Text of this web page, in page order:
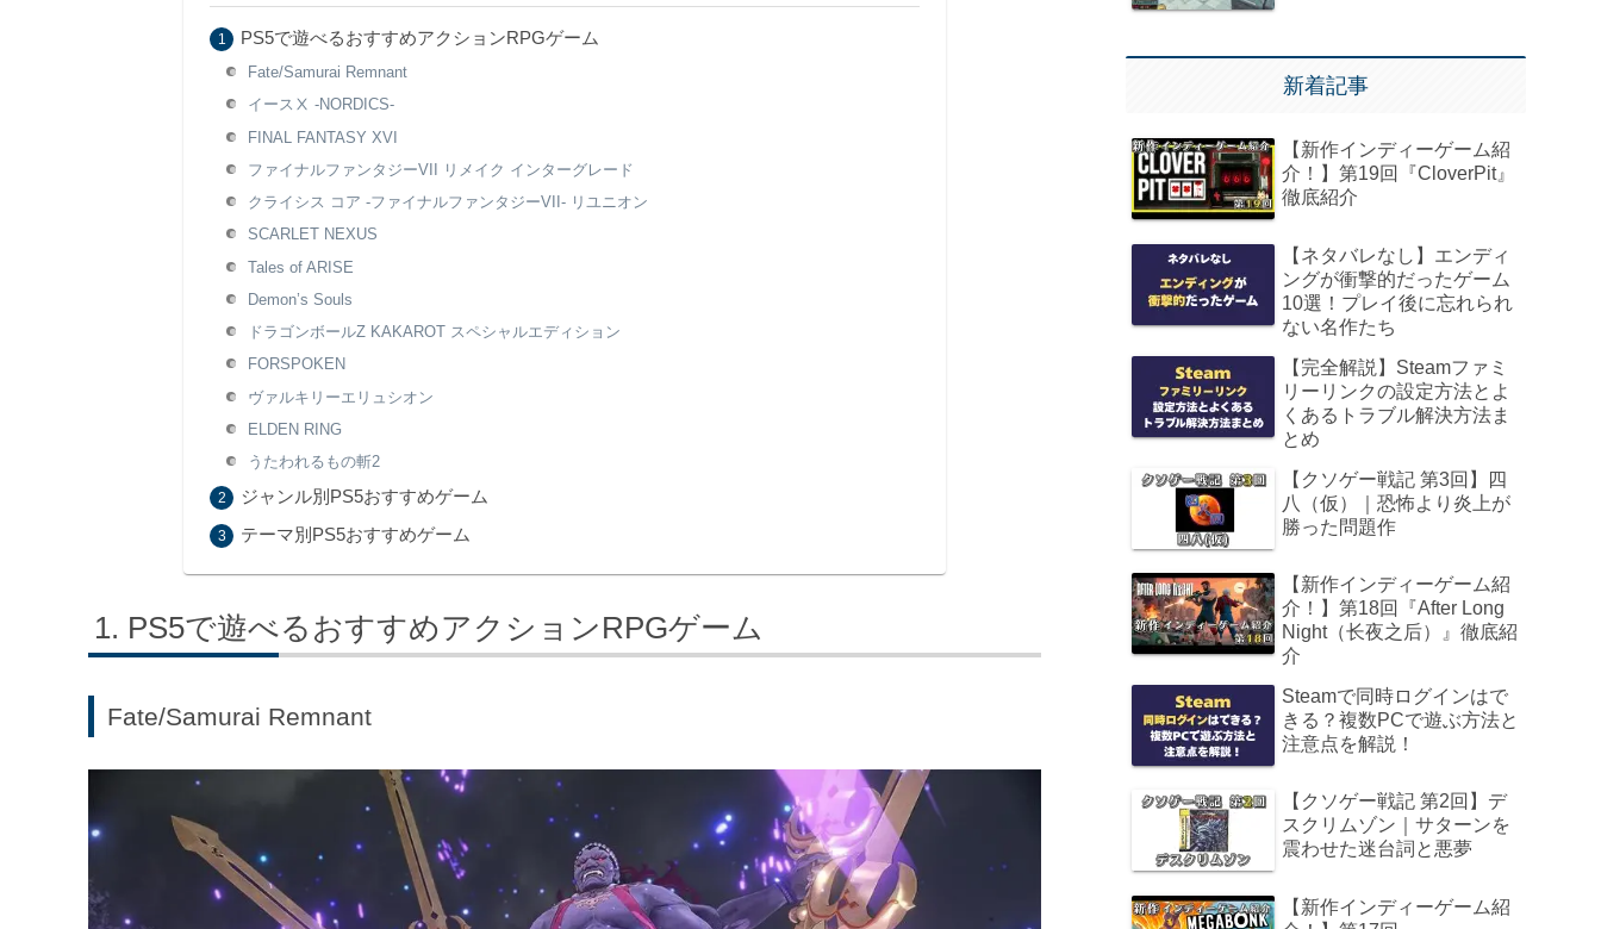
PS5で遊べるおすすめアクションRPGゲーム
Fate/Samurai Remnant
イースⅩ -NORDICS-
FINAL FANTASY XVI
ファイナルファンタジーVII リメイク インターグレード
クライシス コア -ファイナルファンタジーVII- リユニオン
SCARLET NEXUS
Tales of ARISE
Demon’s Souls
ドラゴンボールZ KAKAROT スペシャルエディション
FORSPOKEN
ヴァルキリーエリュシオン
ELDEN RING
うたわれるもの斬2
ジャンル別PS5おすすめゲーム
テーマ別PS5おすすめゲーム
PS5で遊べるおすすめアクションRPGゲーム
Fate/Samurai Remnant
新着記事
【新作インディーゲーム紹
介！】第19回『CloverPit』
徹底紹介
【ネタバレなし】エンディ
ングが衝撃的だったゲーム
10選！プレイ後に忘れられ
ない名作たち
【完全解説】Steamファミ
リーリンクの設定方法とよ
くあるトラブル解決方法ま
とめ
【クソゲー戦記 第3回】四
八（仮）｜恐怖より炎上が
勝った問題作
【新作インディーゲーム紹
介！】第18回『After Long
Night（长夜之后）』徹底紹
介
Steamで同時ログインはで
きる？複数PCで遊ぶ方法と
注意点を解説！
【クソゲー戦記 第2回】デ
スクリムゾン｜サターンを
震わせた迷台詞と悪夢
【新作インディーゲーム紹